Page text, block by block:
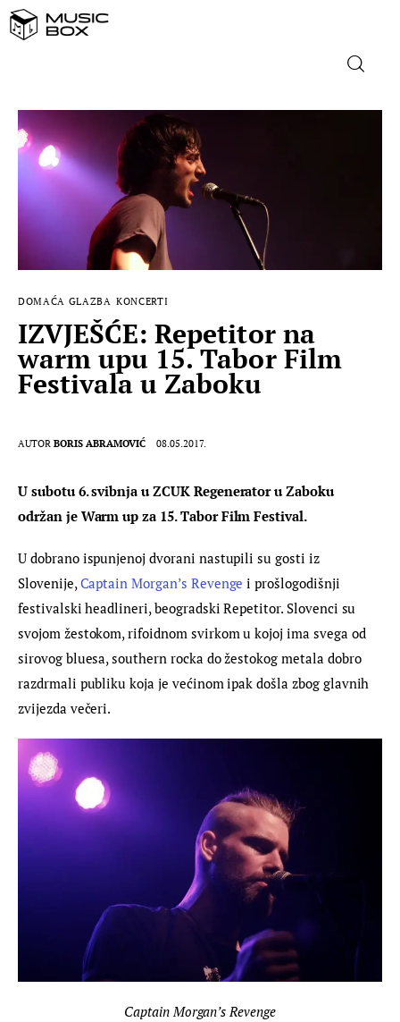
NASLOVNICA
DOMAĆA GLAZBA
STRANA GLAZBA
FILM
MUSIC BOX
DOMAĆA GLAZBA KONCERTI
IZVJEŠĆE: Repetitor na
warm upu 15. Tabor Film
Festivala u Zaboku
AUTOR BORIS ABRAMOVIĆ 08.05.2017.
U subotu 6. svibnja u ZCUK Regenerator u Zaboku
održan je Warm up za 15. Tabor Film Festival.
U dobrano ispunjenoj dvorani nastupili su gosti iz
Slovenije, Captain Morgan’s Revenge i prošlogodišnji
festivalski headlineri, beogradski Repetitor. Slovenci su
svojom žestokom, rifoidnom svirkom u kojoj ima svega od
sirovog bluesa, southern rocka do žestokog metala dobro
razdrmali publiku koja je većinom ipak došla zbog glavnih
zvijezda večeri.
Captain Morgan’s Revenge